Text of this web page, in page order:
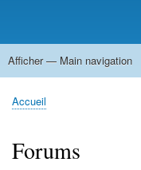
Main
Afficher — Main navigation
Accueil
Quoi de Neuf
Téléchargement
FAQ
Documentation
Développement
Forum
Vie Associative
Fil
Accueil
Forums